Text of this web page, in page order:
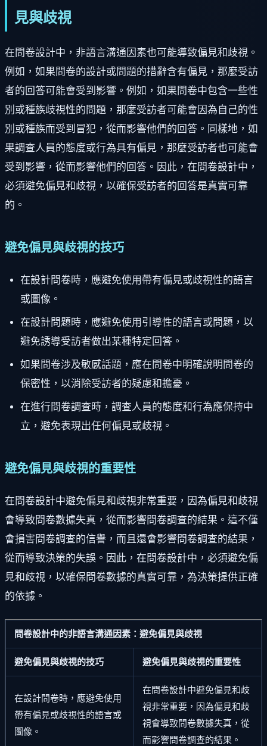
見與歧視
在問卷設計中，非語言溝通因素也可能導致偏見和歧視。
例如，如果問卷的設計或問題的措辭含有偏見，那麼受訪
者的回答可能會受到影響。例如，如果問卷中包含一些性
別或種族歧視性的問題，那麼受訪者可能會因為自己的性
別或種族而受到冒犯，從而影響他們的回答。同樣地，如
果調查人員的態度或行為具有偏見，那麼受訪者也可能會
受到影響，從而影響他們的回答。因此，在問卷設計中，
必須避免偏見和歧視，以確保受訪者的回答是真實可靠
的。
避免偏見與歧視的技巧
在設計問卷時，應避免使用帶有偏見或歧視性的語言
或圖像。
在設計問題時，應避免使用引導性的語言或問題，以
避免誘導受訪者做出某種特定回答。
如果問卷涉及敏感話題，應在問卷中明確說明問卷的
保密性，以消除受訪者的疑慮和擔憂。
在進行問卷調查時，調查人員的態度和行為應保持中
立，避免表現出任何偏見或歧視。
避免偏見與歧視的重要性
在問卷設計中避免偏見和歧視非常重要，因為偏見和歧視
會導致問卷數據失真，從而影響問卷調查的結果。這不僅
會損害問卷調查的信譽，而且還會影響問卷調查的結果，
從而導致決策的失誤。因此，在問卷設計中，必須避免偏
見和歧視，以確保問卷數據的真實可靠，為決策提供正確
的依據。
問卷設計中的非語言溝通因素：避免偏見與歧視
避免偏見與歧視的技巧 避免偏見與歧視的重要性
在設計問卷時，應避免使用
帶有偏見或歧視性的語言或
圖像。
在問卷設計中避免偏見和歧
視非常重要，因為偏見和歧
視會導致問卷數據失真，從
而影響問卷調查的結果。